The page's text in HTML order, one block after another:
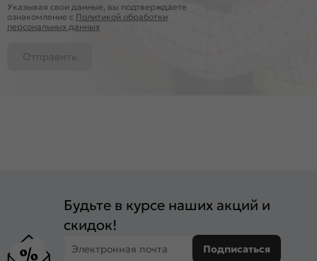
Указывая свои данные, вы подтверждаете
ознакомление c Политикой обработки
персональных данных
Отправить
Будьте в курсе наших акций и
скидок!
Электронная почта Подписаться